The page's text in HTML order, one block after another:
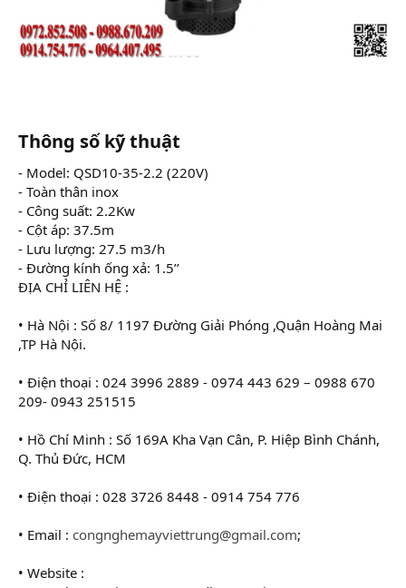
Thông số kỹ thuật
- Model: QSD10-35-2.2 (220V)
- Toàn thân inox
- Công suất: 2.2Kw
- Cột áp: 37.5m
- Lưu lượng: 27.5 m3/h
- Đường kính ống xả: 1.5’’
ĐỊA CHỈ LIÊN HỆ :
• Hà Nội : Số 8/ 1197 Đường Giải Phóng ,Quận Hoàng Mai
,TP Hà Nội.
• Điện thoại : 024 3996 2889 - 0974 443 629 – 0988 670
209- 0943 251515
• Hồ Chí Minh : Số 169A Kha Vạn Cân, P. Hiệp Bình Chánh,
Q. Thủ Đức, HCM
• Điện thoại : 028 3726 8448 - 0914 754 776
• Email : congnghemayviettrung@gmail.com;
• Website :